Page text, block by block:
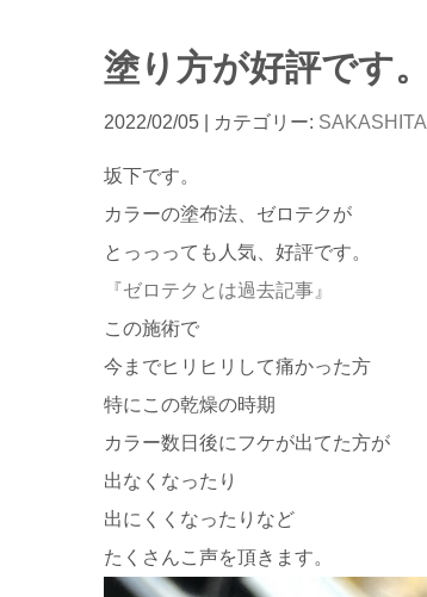
塗り方が好評です。
2022/02/05 | カテゴリー: SAKASHITA
坂下です。
カラーの塗布法、ゼロテクが
とっっっても人気、好評です。
『ゼロテクとは過去記事』
この施術で
今までヒリヒリして痛かった方
特にこの乾燥の時期
カラー数日後にフケが出てた方が
出なくなったり
出にくくなったりなど
たくさんこ声を頂きます。